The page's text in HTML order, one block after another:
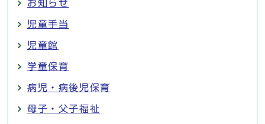
お知らせ
児童手当
児童館
学童保育
病児・病後児保育
母子・父子福祉